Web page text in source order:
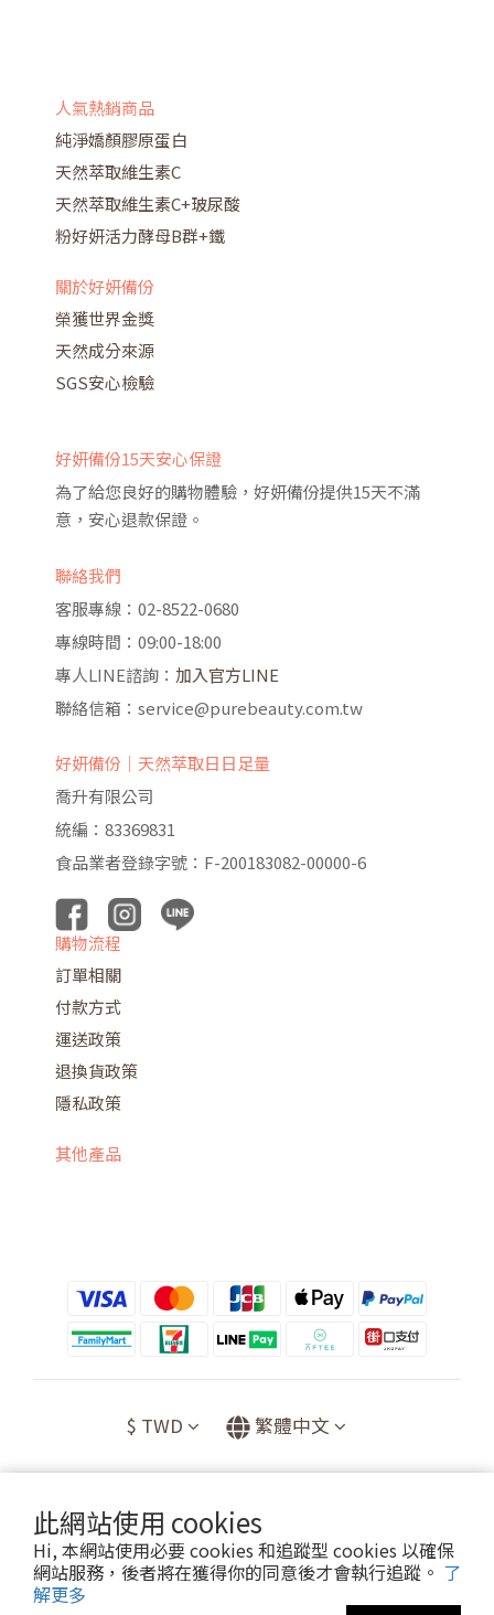
此網站使用 cookies
Hi, 本網站使用必要 cookies 和追蹤型 cookies 以確保
網站服務，後者將在獲得你的同意後才會執行追蹤。 了
解更多
人氣熱銷商品
純淨嬌顏膠原蛋白
天然萃取維生素C
天然萃取維生素C+玻尿酸
粉好妍活力酵母B群+鐵
關於好妍備份
榮獲世界金獎
天然成分來源
SGS安心檢驗
好妍備份15天安心保證
為了給您良好的購物體驗，好妍備份提供15天不滿
意，安心退款保證。
聯絡我們
客服專線：02-8522-0680
專線時間：09:00-18:00
專人LINE諮詢： 加入官方LINE
聯絡信箱：service@purebeauty.com.tw
好妍備份｜天然萃取日日足量
喬升有限公司
統編：83369831
食品業者登錄字號：F-200183082-00000-6
購物流程
訂單相關
付款方式
運送政策
退換貨政策
隱私政策
其他產品
$ TWD 繁體中文
提醒您，我們不會以電話或簡訊方式通知變更付款方式。
Copyright© [2021][喬升有限公司]